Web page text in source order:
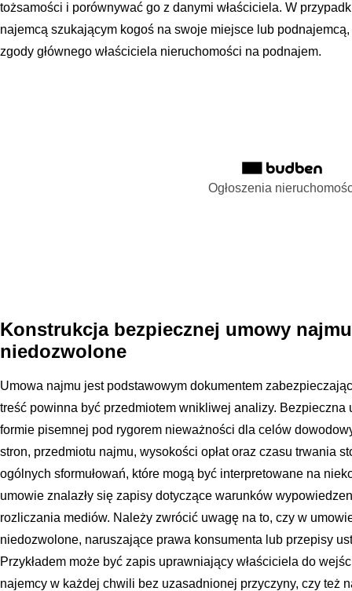
tożsamości i porównywać go z danymi właściciela. W
najemcą szukającym kogoś na swoje miejsce lub
zgody głównego właściciela nieruchomości na podnajem.
Ogłoszenia
Konstrukcja bezpiecznej umowy
niedozwolone
Umowa najmu jest podstawowym dokumentem
treść powinna być przedmiotem wnikliwej analizy. Bezpieczna
formie pisemnej pod rygorem nieważności dla celów
stron, przedmiotu najmu, wysokości opłat oraz czasu trwania
ogólnych sformułowań, które mogą być interpretowane na
umowie znalazły się zapisy dotyczące warunków
rozliczania mediów. Należy zwrócić uwagę na to, czy w
niedozwolone, naruszające prawa konsumenta lub przepisy
Przykładem może być zapis uprawniający właściciela do
najemcy w każdej chwili bez uzasadnionej przyczyny, czy też